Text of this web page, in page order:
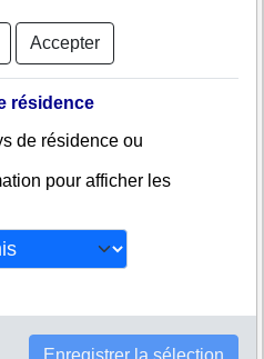
COMPANY
Aerolite Somaliland
SOM FISHING COMPANY
Golis Energy Co
SOMALILAND BEVERAGE
SUPPLY CHAIN SOLUTIONS
IFTIIN ENERGY
EDNA ADAN UNIVERSITY
Accepter
résidence
de résidence ou
pour afficher les
Enregistrer la sélection